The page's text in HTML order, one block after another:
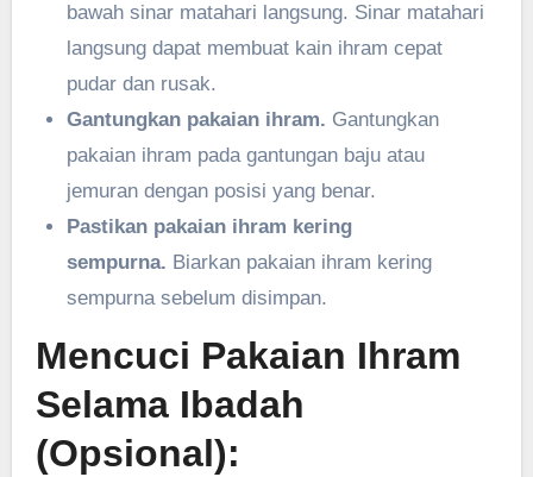
bawah sinar matahari langsung. Sinar matahari
langsung dapat membuat kain ihram cepat
pudar dan rusak.
Gantungkan pakaian ihram. Gantungkan
pakaian ihram pada gantungan baju atau
jemuran dengan posisi yang benar.
Pastikan pakaian ihram kering
sempurna. Biarkan pakaian ihram kering
sempurna sebelum disimpan.
Mencuci Pakaian Ihram
Selama Ibadah
(Opsional):